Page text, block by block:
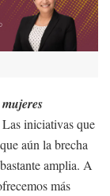
iniciativas que
aún la brecha
amplia. A
más